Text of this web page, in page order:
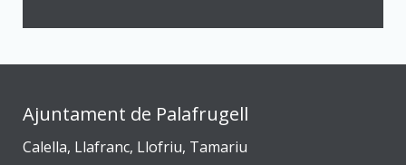
Ajuntament de Palafrugell
Calella, Llafranc, Llofriu, Tamariu